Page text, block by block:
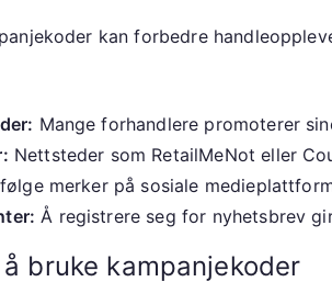
kan forbedre
Mange forhandlere promoterer
Nettsteder som RetailMeNot eller
merker på sosiale
Å registrere seg for nyhetsbrev
bruke kampanjekoder